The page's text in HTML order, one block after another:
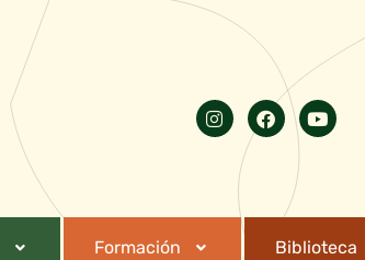
Formación Biblioteca